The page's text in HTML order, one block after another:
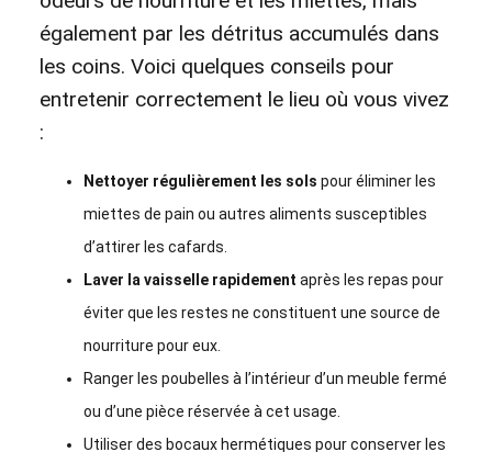
également par les détritus accumulés dans
les coins. Voici quelques conseils pour
entretenir correctement le lieu où vous vivez
:
Nettoyer régulièrement les sols pour éliminer les
miettes de pain ou autres aliments susceptibles
d’attirer les cafards.
Laver la vaisselle rapidement après les repas pour
éviter que les restes ne constituent une source de
nourriture pour eux.
Ranger les poubelles à l’intérieur d’un meuble fermé
ou d’une pièce réservée à cet usage.
Utiliser des bocaux hermétiques pour conserver les